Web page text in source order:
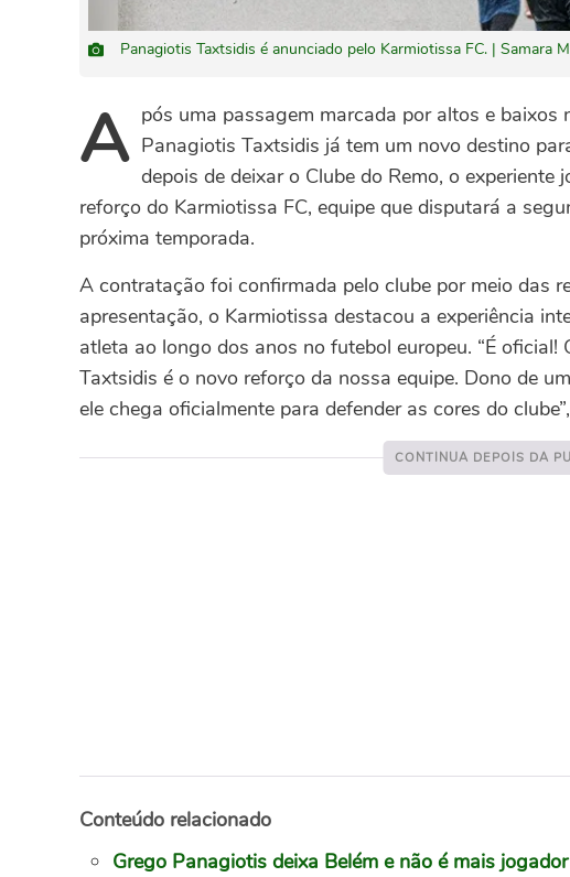
Panagiotis Taxtsidis é anunciado pelo Karmiotissa FC. | Samara
A pós uma passagem marcada por altos e
Panagiotis Taxtsidis já tem um novo destino
depois de deixar o Clube do Remo, o
reforço do Karmiotissa FC, equipe que disputará a
próxima temporada.
A contratação foi confirmada pelo clube por meio das
apresentação, o Karmiotissa destacou a experiência
atleta ao longo dos anos no futebol europeu. “É
Taxtsidis é o novo reforço da nossa equipe. Dono de
ele chega oficialmente para defender as cores do
Conteúdo relacionado
Grego Panagiotis deixa Belém e não é mais